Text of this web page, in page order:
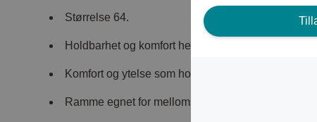
Størrelse 64.
Holdbarhet og komfort hele dagen fra lett O Matter-
Komfort og ytelse som holder linsene i presis
Ramme egnet for mellomstore til store ansikter.